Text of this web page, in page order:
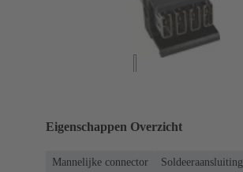
Eigenschappen Overzicht
Mannelijke connector
Soldeeraansluiting